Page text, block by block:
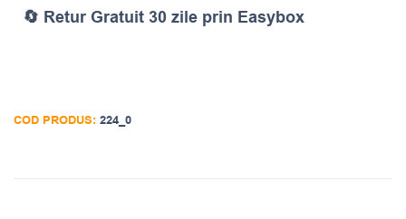
🔄 Retur Gratuit 30 zile prin Easybox
COD PRODUS: 224_0